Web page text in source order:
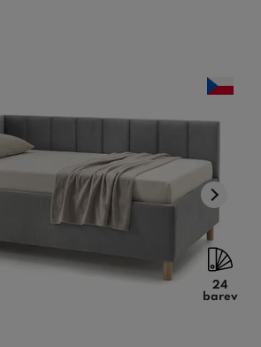
24
barev